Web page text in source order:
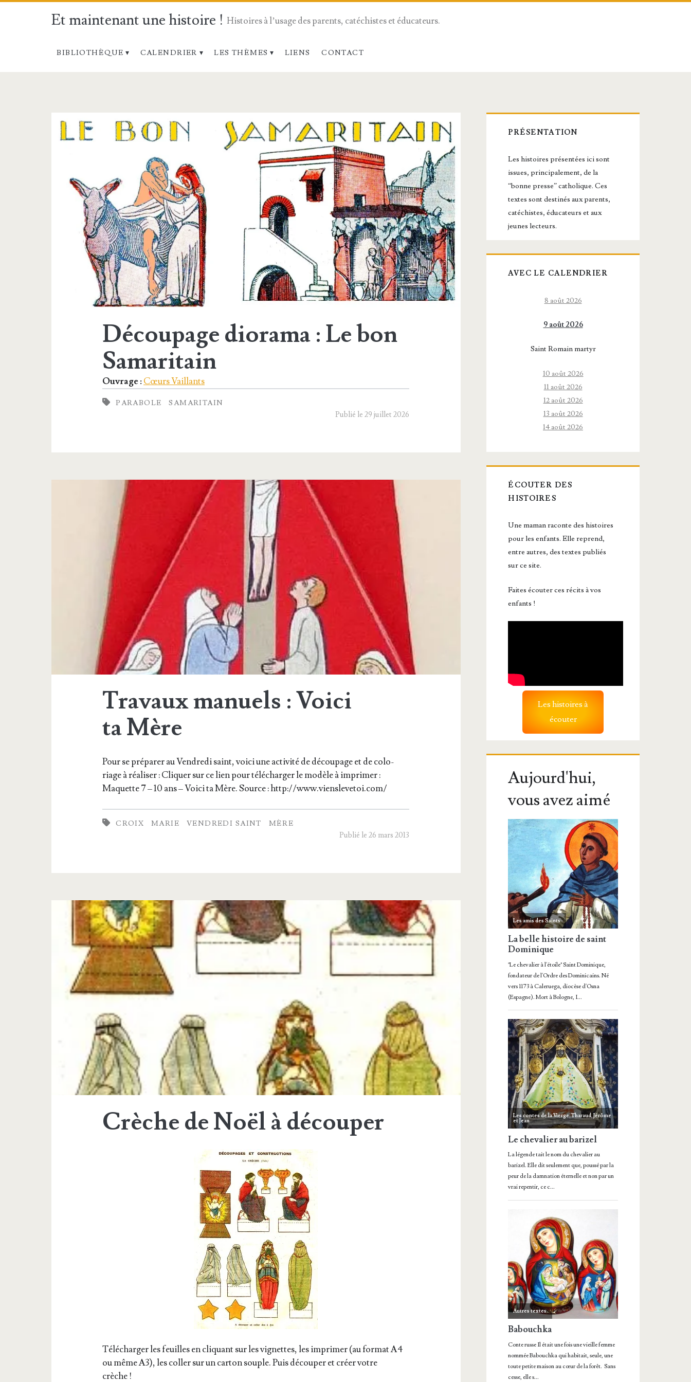
Et maintenant une histoire ! Histoires à l’usage des parents, catéchistes et éducateurs.
BIBLIOTHÈQUE CALENDRIER LES THÈMES LIENS CONTACT
<span>Activités
mercredi</span>
Découpage diorama : Le bon
Samaritain
Ouvrage :Cœurs Vaillants
PARABOLE
SAMARITAIN
Publié le 29 juillet 2026
Travaux manuels : Voici
ta Mère
Pour se pré­pa­rer au Ven­dre­di saint, voi­ci une acti­vi­té de décou­page et de colo­
riage à réa­li­ser : Cli­quer sur ce lien pour télé­char­ger le modèle à impri­mer :
Maquette 7 – 10 ans – Voi­ci ta Mère. Source : http://www.vienslevetoi.com/
CROIX MARIE VENDREDI SAINT
MÈRE
Publié le 26 mars 2013
Crèche de Noël à découper
Télé­char­ger les feuilles en cli­quant sur les vignettes, les impri­mer (au for­mat A4
ou même A3), les col­ler sur un car­ton souple. Puis décou­per et créer votre
crèche !
Barre
latérale
principale
PRÉSENTATION
Les histoires présentées ici sont
issues, principalement, de la
“bonne presse” catholique. Ces
textes sont destinés aux parents,
catéchistes, éducateurs et aux
jeunes lecteurs.
AVEC LE CALENDRIER
8 août 2026
9 août 2026
Saint Romain martyr
10 août 2026
11 août 2026
12 août 2026
13 août 2026
14 août 2026
ÉCOUTER DES
HISTOIRES
Une maman raconte des histoires
pour les enfants. Elle reprend,
entre autres, des textes publiés
sur ce site.
Faites écouter ces récits à vos
enfants !
Les histoires à
écouter
Aujourd'hui,
vous avez aimé